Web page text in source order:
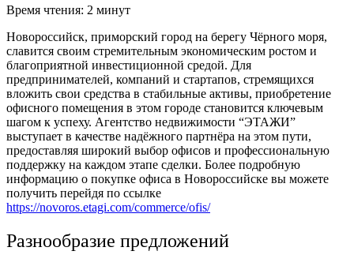
Время чтения: 2 минут
Новороссийск, приморский город на берегу Чёрного моря,
славится своим стремительным экономическим ростом и
благоприятной инвестиционной средой. Для
предпринимателей, компаний и стартапов, стремящихся
вложить свои средства в стабильные активы, приобретение
офисного помещения в этом городе становится ключевым
шагом к успеху. Агентство недвижимости “ЭТАЖИ”
выступает в качестве надёжного партнёра на этом пути,
предоставляя широкий выбор офисов и профессиональную
поддержку на каждом этапе сделки. Более подробную
информацию о покупке офиса в Новороссийске вы можете
получить перейдя по ссылке
https://novoros.etagi.com/commerce/ofis/
Разнообразие предложений